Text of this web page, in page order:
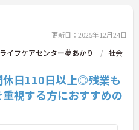
更新日：2025年12月24日
イフケアセンター夢あかり
社会
休日110日以上◎残業も
視する方におすすめの